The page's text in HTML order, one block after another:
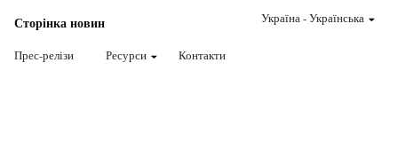
Сторінка новин
Прес-релізи Ресурси Контакти
Україна-Українська